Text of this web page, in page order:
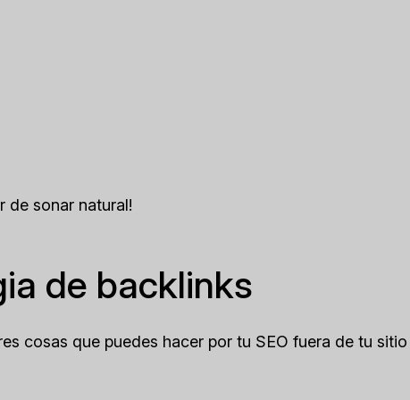
de sonar natural!
de backlinks
cosas que puedes hacer por tu SEO fuera de tu